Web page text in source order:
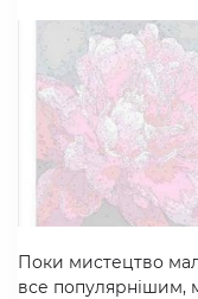
Поки мистецтво
все популярнішим,